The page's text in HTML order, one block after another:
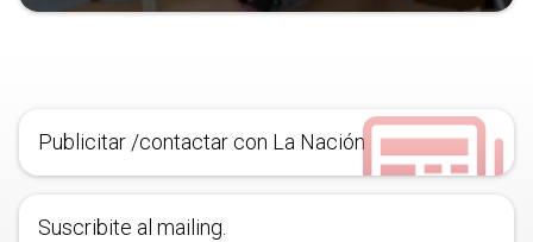
Publicitar /contactar con La Nación
Suscribite al mailing.